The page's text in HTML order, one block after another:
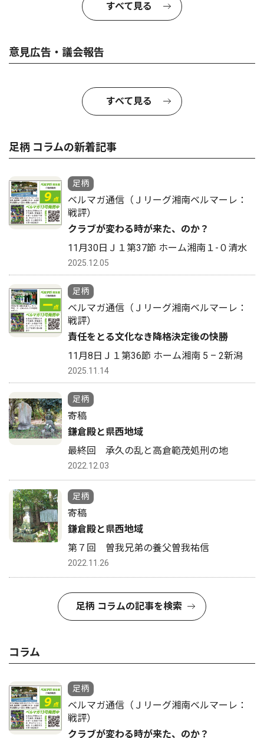
すべて見る
意見広告・議会報告
すべて見る
足柄 コラムの新着記事
足柄
ベルマガ通信（Ｊリーグ湘南ベルマーレ：
戦評）
クラブが変わる時が来た、のか？
11月30日Ｊ１第37節 ホーム湘南１-０清水
2025.12.05
足柄
ベルマガ通信（Ｊリーグ湘南ベルマーレ：
戦評）
責任をとる文化なき降格決定後の快勝
11月8日Ｊ１第36節 ホーム湘南 5 – 2新潟
2025.11.14
足柄
寄稿
鎌倉殿と県西地域
最終回 承久の乱と高倉範茂処刑の地
2022.12.03
足柄
寄稿
鎌倉殿と県西地域
第７回 曽我兄弟の養父曽我祐信
2022.11.26
足柄 コラムの記事を検索
コラム
足柄
ベルマガ通信（Ｊリーグ湘南ベルマーレ：
戦評）
クラブが変わる時が来た、のか？